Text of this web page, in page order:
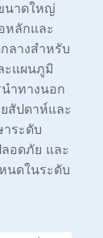
นาดใหญ่
หลักและ
ลางสำหรับ
ะแผนภูมิ
ำทางนอก
สัปดาห์และ
ระดับ
อดภัย และ
นดในระดับ